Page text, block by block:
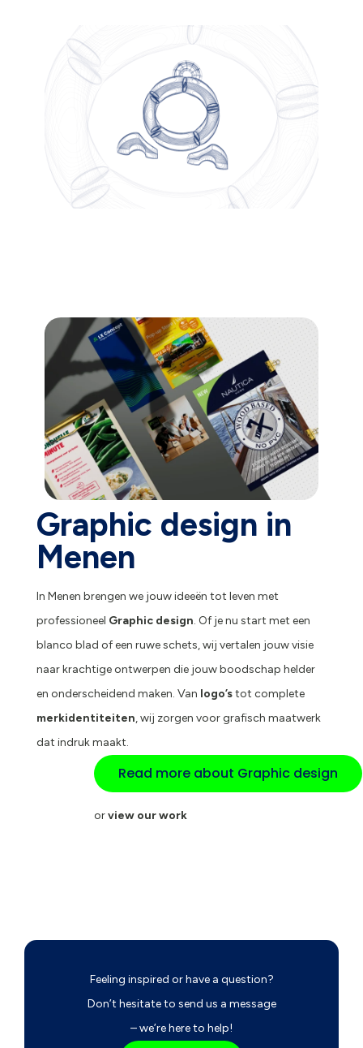
Graphic design in
Menen
In Menen brengen we jouw ideeën tot leven met
professioneel Graphic design. Of je nu start met een
blanco blad of een ruwe schets, wij vertalen jouw visie
naar krachtige ontwerpen die jouw boodschap helder
en onderscheidend maken. Van logo’stot complete
merkidentiteiten, wij zorgen voor grafisch maatwerk
dat indruk maakt.
Read more about Graphic design
orview our work
Feeling inspired or have a question?
Don’t hesitate to send us a message
– we’re here to help!